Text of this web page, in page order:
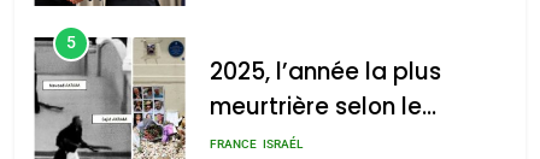
5
2025, l’année la plus
meurtrière selon le
rapport d’ADL contre
FRANCE ISRAÉL